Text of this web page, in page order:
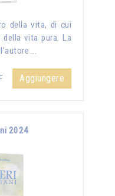
della vita, di cui
vita pura. La
…
Aggiungere
2024